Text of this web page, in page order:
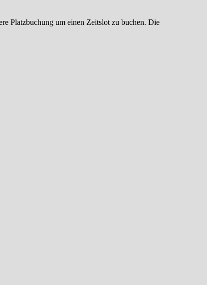
Platzbuchung um einen Zeitslot zu buchen. Die